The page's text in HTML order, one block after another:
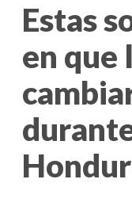
Estas
en que